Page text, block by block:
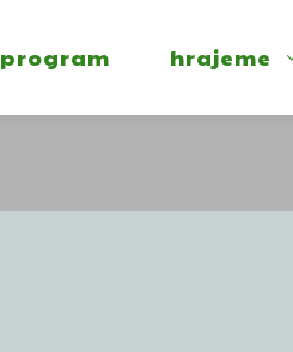
program hrajeme